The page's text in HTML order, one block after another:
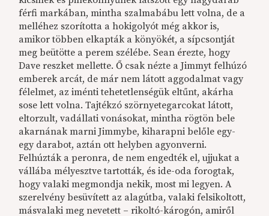
férfi markában, mintha szalmabábu lett volna, de a
melléhez szorította a hokigolyót még akkor is,
amikor többen elkapták a könyökét, a sípcsontját
meg beütötte a perem szélébe. Sean érezte, hogy
Dave reszket mellette. Ő csak nézte a Jimmyt felhúzó
emberek arcát, de már nem látott aggodalmat vagy
félelmet, az iménti tehetetlenségük eltűnt, akárha
sose lett volna. Tajtékzó szörnyetegarcokat látott,
eltorzult, vadállati vonásokat, mintha rögtön bele
akarnának marni Jimmybe, kiharapni belőle egy-
egy darabot, aztán ott helyben agyonverni.
Felhúzták a peronra, de nem engedték el, ujjukat a
vállába mélyesztve tartották, és ide-oda forogtak,
hogy valaki megmondja nekik, most mi legyen. A
szerelvény besüvített az alagútba, valaki felsikoltott,
másvalaki meg nevetett – rikoltó-károgón, amiről